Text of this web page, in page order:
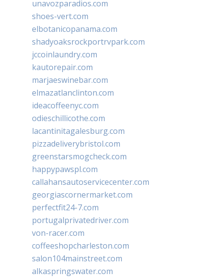
unavozparadios.com
shoes-vert.com
elbotanicopanama.com
shadyoaksrockportrvpark.com
jccoinlaundry.com
kautorepair.com
marjaeswinebar.com
elmazatlanclinton.com
ideacoffeenyc.com
odieschillicothe.com
lacantinitagalesburg.com
pizzadeliverybristol.com
greenstarsmogcheck.com
happypawspl.com
callahansautoservicecenter.com
georgiascornermarket.com
perfectfit24-7.com
portugalprivatedriver.com
von-racer.com
coffeeshopcharleston.com
salon104mainstreet.com
alkaspringswater.com